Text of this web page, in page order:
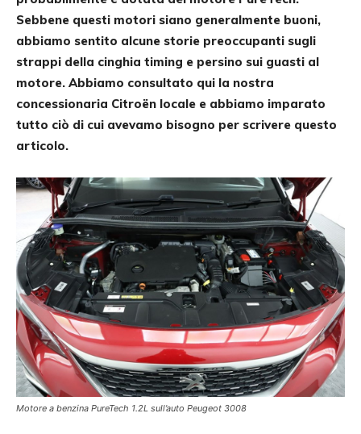
Sebbene questi motori siano generalmente buoni,
abbiamo sentito alcune storie preoccupanti sugli
strappi della cinghia timing e persino sui guasti al
motore. Abbiamo consultato qui la nostra
concessionaria Citroën locale e abbiamo imparato
tutto ciò di cui avevamo bisogno per scrivere questo
articolo.
Motore a benzina PureTech 1.2L sull’auto Peugeot 3008